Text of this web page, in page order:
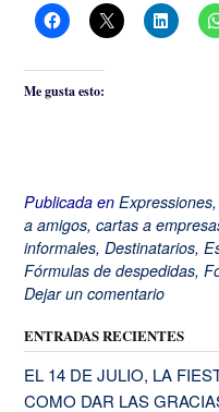
Me gusta esto:
Publicada en Expressiones,
a amigos, cartas a
informales, Destinatarios,
Fórmulas de despedidas,
Dejar un comentario
ENTRADAS RECIENTES
EL 14 DE JULIO, LA
COMO DAR LAS